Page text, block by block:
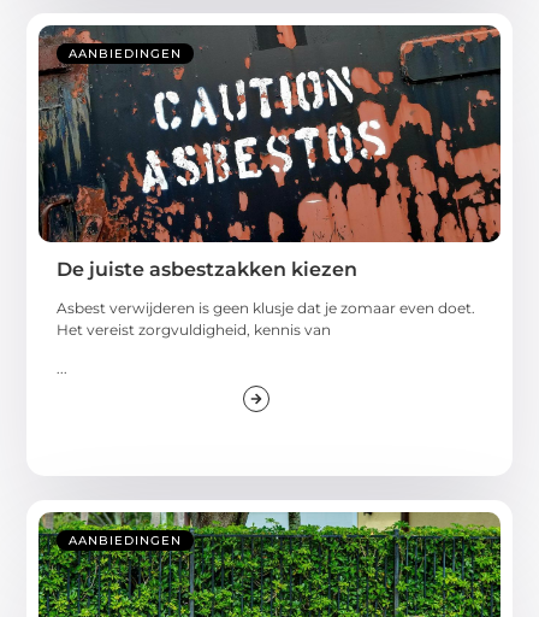
AANBIEDINGEN
De juiste asbestzakken kiezen
Asbest verwijderen is geen klusje dat je zomaar even doet.
Het vereist zorgvuldigheid, kennis van
...
AANBIEDINGEN